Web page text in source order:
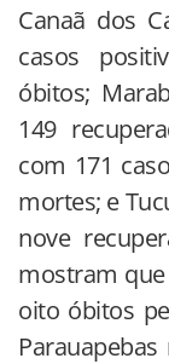
Canaã dos
casos
óbitos;
149
com 171
mortes; e
nove
mostram
oito óbitos